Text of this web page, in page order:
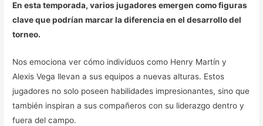
En esta temporada, varios jugadores emergen como figuras
clave que podrían marcar la diferencia en el desarrollo del
torneo.
Nos emociona ver cómo individuos como Henry Martín y
Alexis Vega llevan a sus equipos a nuevas alturas. Estos
jugadores no solo poseen habilidades impresionantes, sino que
también inspiran a sus compañeros con su liderazgo dentro y
fuera del campo.